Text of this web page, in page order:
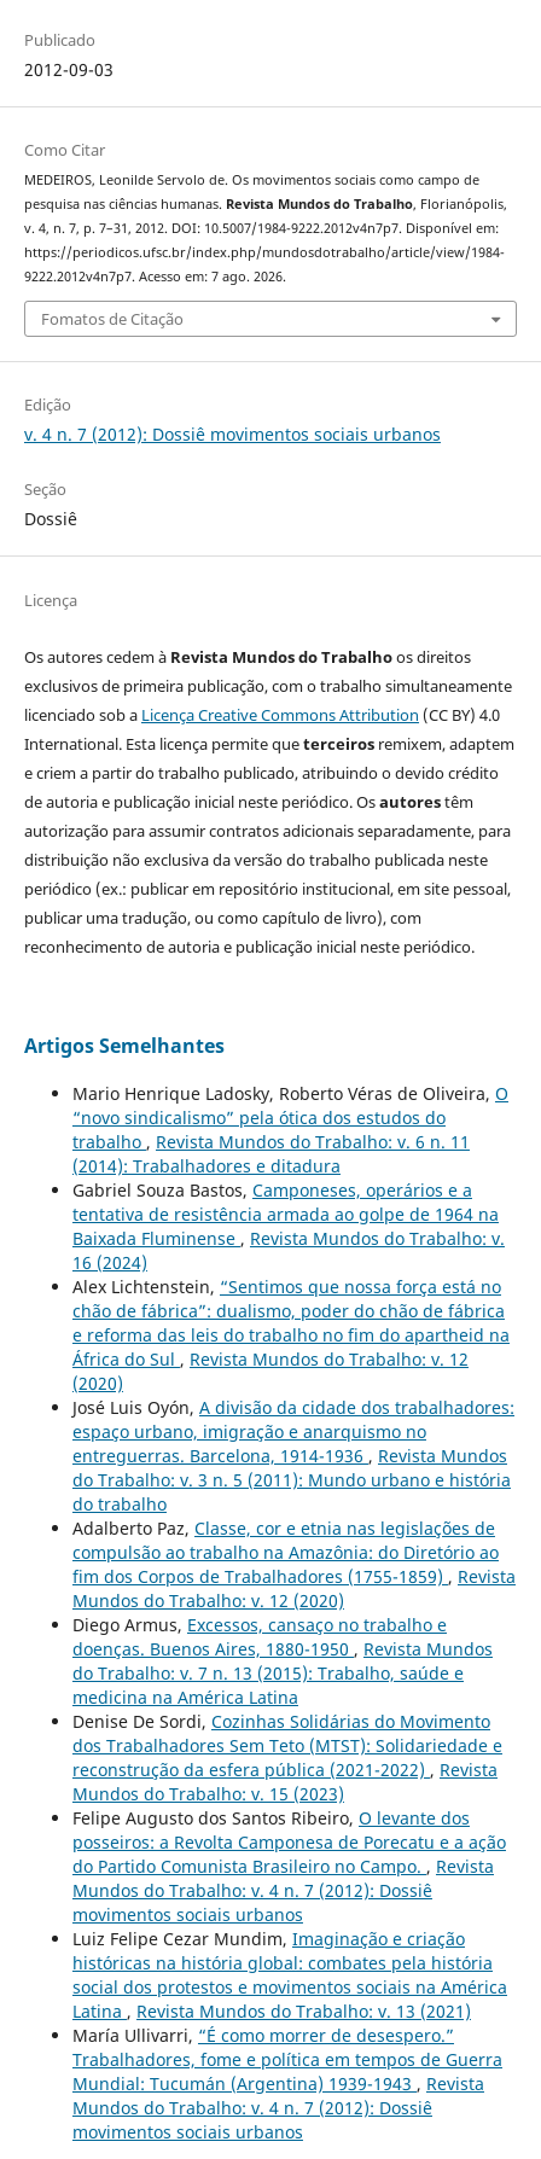
Publicado
2012-09-03
Como Citar
MEDEIROS, Leonilde Servolo de. Os movimentos sociais como campo de
pesquisa nas ciências humanas. Revista Mundos do Trabalho, Florianópolis,
v. 4, n. 7, p. 7–31, 2012. DOI: 10.5007/1984-9222.2012v4n7p7. Disponível em:
https://periodicos.ufsc.br/index.php/mundosdotrabalho/article/view/1984-
9222.2012v4n7p7. Acesso em: 7 ago. 2026.
Fomatos de Citação
Edição
v. 4 n. 7 (2012): Dossiê movimentos sociais urbanos
Seção
Dossiê
Licença
Os autores cedem à Revista Mundos do Trabalhoos direitos
exclusivos de primeira publicação, com o trabalho simultaneamente
licenciado sob a Licença Creative Commons Attribution (CC BY) 4.0
International. Esta licença permite queterceirosremixem, adaptem
e criem a partir do trabalho publicado, atribuindo o devido crédito
de autoria e publicação inicial neste periódico. Osautorestêm
autorização para assumir contratos adicionais separadamente, para
distribuição não exclusiva da versão do trabalho publicada neste
periódico (ex.: publicar em repositório institucional, em site pessoal,
publicar uma tradução, ou como capítulo de livro), com
reconhecimento de autoria e publicação inicial neste periódico.
Artigos Semelhantes
Mario Henrique Ladosky, Roberto Véras de Oliveira, O
“novo sindicalismo” pela ótica dos estudos do
trabalho , Revista Mundos do Trabalho: v. 6 n. 11
(2014): Trabalhadores e ditadura
Gabriel Souza Bastos, Camponeses, operários e a
tentativa de resistência armada ao golpe de 1964 na
Baixada Fluminense , Revista Mundos do Trabalho: v.
16 (2024)
Alex Lichtenstein, “Sentimos que nossa força está no
chão de fábrica”: dualismo, poder do chão de fábrica
e reforma das leis do trabalho no fim do apartheid na
África do Sul , Revista Mundos do Trabalho: v. 12
(2020)
José Luis Oyón, A divisão da cidade dos trabalhadores:
espaço urbano, imigração e anarquismo no
entreguerras. Barcelona, 1914-1936 , Revista Mundos
do Trabalho: v. 3 n. 5 (2011): Mundo urbano e história
do trabalho
Adalberto Paz, Classe, cor e etnia nas legislações de
compulsão ao trabalho na Amazônia: do Diretório ao
fim dos Corpos de Trabalhadores (1755-1859) , Revista
Mundos do Trabalho: v. 12 (2020)
Diego Armus, Excessos, cansaço no trabalho e
doenças. Buenos Aires, 1880-1950 , Revista Mundos
do Trabalho: v. 7 n. 13 (2015): Trabalho, saúde e
medicina na América Latina
Denise De Sordi, Cozinhas Solidárias do Movimento
dos Trabalhadores Sem Teto (MTST): Solidariedade e
reconstrução da esfera pública (2021-2022) , Revista
Mundos do Trabalho: v. 15 (2023)
Felipe Augusto dos Santos Ribeiro, O levante dos
posseiros: a Revolta Camponesa de Porecatu e a ação
do Partido Comunista Brasileiro no Campo. , Revista
Mundos do Trabalho: v. 4 n. 7 (2012): Dossiê
movimentos sociais urbanos
Luiz Felipe Cezar Mundim, Imaginação e criação
históricas na história global: combates pela história
social dos protestos e movimentos sociais na América
Latina , Revista Mundos do Trabalho: v. 13 (2021)
María Ullivarri, “É como morrer de desespero.”
Trabalhadores, fome e política em tempos de Guerra
Mundial: Tucumán (Argentina) 1939-1943 , Revista
Mundos do Trabalho: v. 4 n. 7 (2012): Dossiê
movimentos sociais urbanos